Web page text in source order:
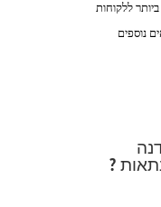
ללקוחות
נוספים
?